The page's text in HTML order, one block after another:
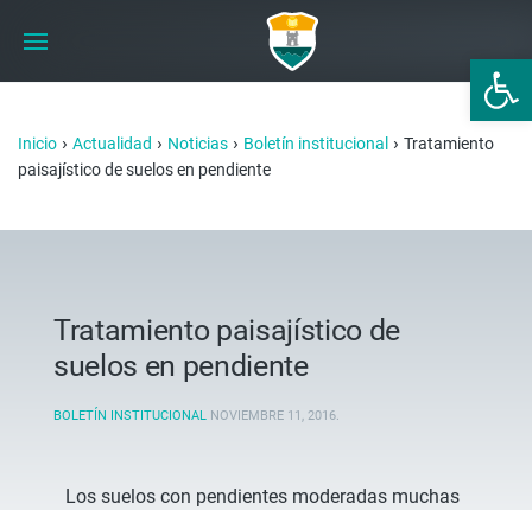
Abrir
Inicio › Actualidad › Noticias › Boletín institucional › Tratamiento
paisajístico de suelos en pendiente
Tratamiento paisajístico de
suelos en pendiente
BOLETÍN INSTITUCIONAL NOVIEMBRE 11, 2016.
Los suelos con pendientes moderadas muchas